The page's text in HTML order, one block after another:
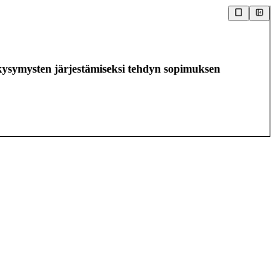
järjestämiseksi tehdyn sopimuksen